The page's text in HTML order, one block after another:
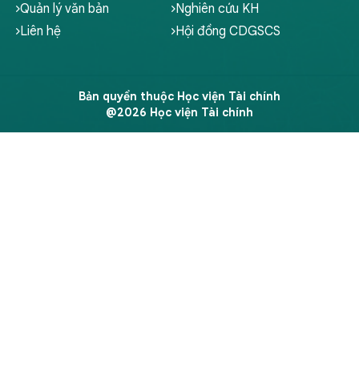
Quản lý văn bản
Nghiên cứu KH
Liên hệ
Hội đồng CDGSCS
Bản quyền thuộc Học viện Tài chính
@2026 Học viện Tài chính